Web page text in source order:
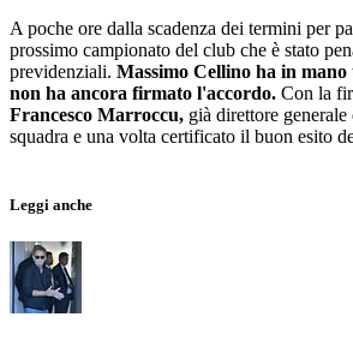
A poche ore dalla scadenza dei termini per
prossimo campionato del club che è stato
previdenziali. Massimo Cellino ha in
non ha ancora firmato l'accordo. Con la
Francesco Marroccu, già direttore
squadra e una volta certificato il buon esito
Leggi anche